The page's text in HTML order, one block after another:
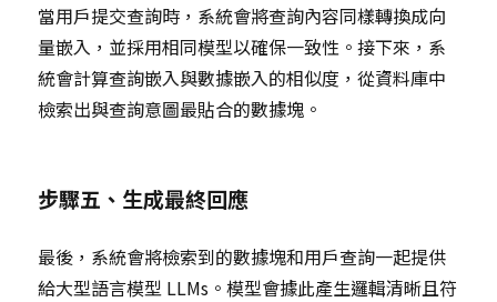
當用戶提交查詢時，系統會將查詢內容同樣轉換成向
量嵌入，並採用相同模型以確保一致性。接下來，系
統會計算查詢嵌入與數據嵌入的相似度，從資料庫中
檢索出與查詢意圖最貼合的數據塊。
步驟五、生成最終回應
最後，系統會將檢索到的數據塊和用戶查詢一起提供
給大型語言模型 LLMs。模型會據此產生邏輯清晰且符